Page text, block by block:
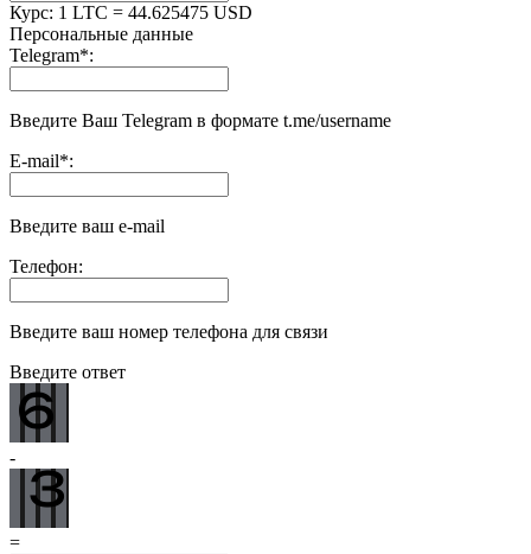
Курс: 1 LTC = 44.625475 USD
Персональные данные
Telegram*:
Введите Ваш Telegram в формате t.me/username
E-mail*:
Введите ваш e-mail
Телефон:
Введите ваш номер телефона для связи
Введите ответ
-
=